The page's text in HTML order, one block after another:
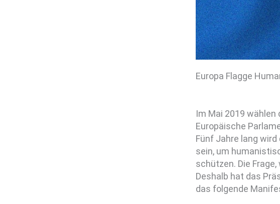
Europa Flagge
Im Mai 2019 wählen
Europäische
Fünf Jahre lang
sein, um
schützen. Die
Deshalb hat das
das folgende